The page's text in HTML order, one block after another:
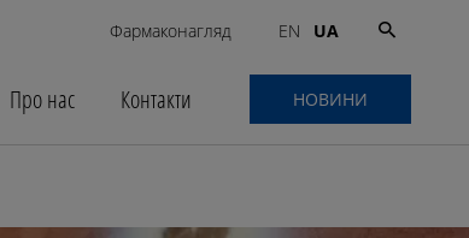
Фармаконагляд EN UA
Search
Про нас Контакти НОВИНИ